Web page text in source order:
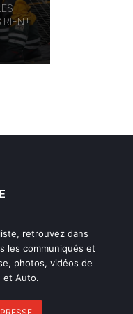
RIEN !
du
retrouvez dans
les communiqués et
photos, vidéos de
et Auto.